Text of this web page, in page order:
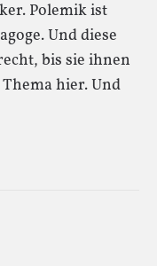
Polemik ist
Und diese
bis sie ihnen
hier. Und